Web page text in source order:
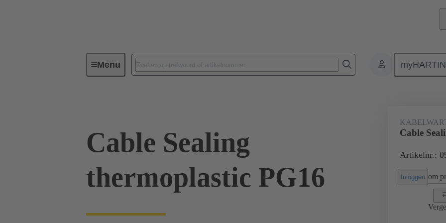
MenuIndustriële connectoren/Han® Accessoires Kabelwartels
Cable Sealing
thermoplastic PG16
Cable
Artikelnr.:
Inloggen om